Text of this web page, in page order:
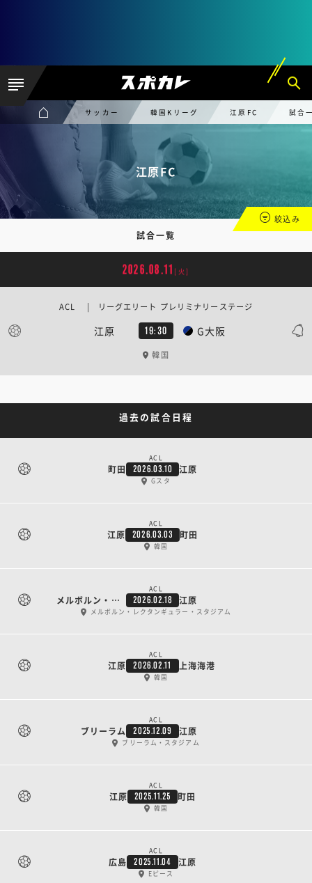
サッカー 韓国Kリーグ 江原FC 試合
江原FC
試合一覧
絞込み
2026.08.11 [火]
江原 19:30 G大阪
ACL | リーグエリート プレリミナリーステージ
韓国
過去の試合日程
ACL
町田 2026.03.10 江原
Gスタ
ACL
江原 2026.03.03 町田
韓国
ACL
メルボルン・シティ 2026.02.18 江原
メルボルン・レクタンギュラー・スタジアム
ACL
江原 2026.02.11 上海海港
韓国
ACL
ブリーラム 2025.12.09 江原
ブリーラム・スタジアム
ACL
江原 2025.11.25 町田
韓国
ACL
広島 2025.11.04 江原
Eピース